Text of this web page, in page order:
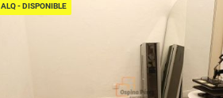
ALQ - DISPONIBLE